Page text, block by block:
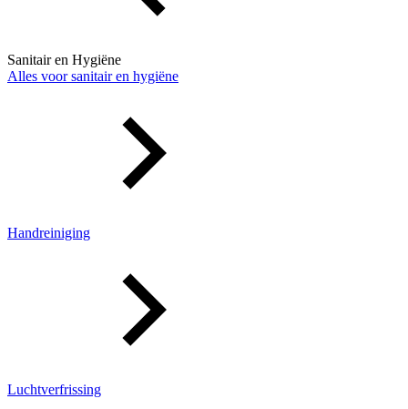
Sanitair en Hygiëne
Alles voor sanitair en hygiëne
Handreiniging
Luchtverfrissing